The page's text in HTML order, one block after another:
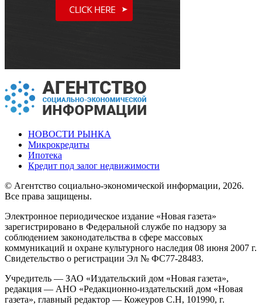
НОВОСТИ РЫНКА
Микрокредиты
Ипотека
Кредит под залог недвижимости
© Агентство социально-экономической информации, 2026.
Все права защищены.
Электронное периодическое издание «Новая газета»
зарегистрировано в Федеральной службе по надзору за
соблюдением законодательства в сфере массовых
коммуникаций и охране культурного наследия 08 июня 2007 г.
Свидетельство о регистрации Эл № ФС77-28483.
Учредитель — ЗАО «Издательский дом «Новая газета»,
редакция — АНО «Редакционно-издательский дом «Новая
газета», главный редактор — Кожеуров С.Н, 101990, г.